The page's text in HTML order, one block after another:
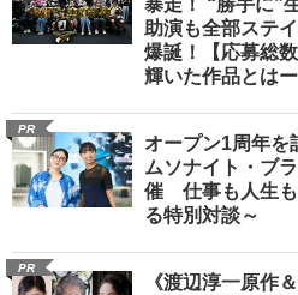
暴走！ “勝手に”
助演も全部ステ
爆誕！【応募総
輝いた作品とはー
PR
オープン1周年を
ムソナイト・ブ
催 仕事も人生も
る特別対談～
PR
《渡辺淳一原作